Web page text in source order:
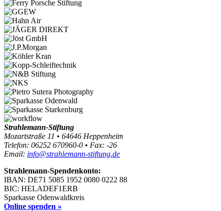
Strahlemann-Stiftung
Mozartstraße 11 • 64646 Heppenheim
Telefon: 06252 670960-0 • Fax: -26
Email: info@strahlemann-stiftung.de
Strahlemann-Spendenkonto:
IBAN: DE71 5085 1952 0080 0222 88
BIC: HELADEF1ERB
Sparkasse Odenwaldkreis
Online spenden »